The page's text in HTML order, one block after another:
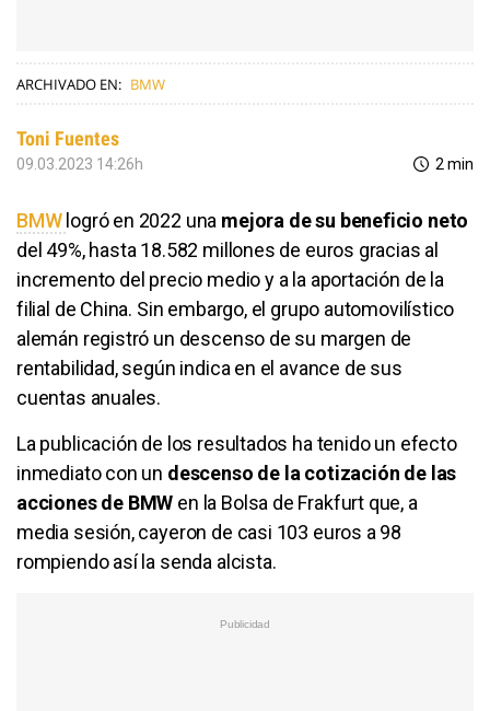
ARCHIVADO EN: BMW
Toni Fuentes
09.03.2023 14:26h 2 min
BMWlogró en 2022 una mejora de su beneficio neto
del 49%, hasta 18.582 millones de euros gracias al
incremento del precio medio y a la aportación de la
filial de China. Sin embargo, el grupo automovilístico
alemán registró un descenso de su margen de
rentabilidad, según indica en el avance de sus
cuentas anuales.
La publicación de los resultados ha tenido un efecto
inmediato con un descenso de la cotización de las
acciones de BMW en la Bolsa de Frakfurt que, a
media sesión, cayeron de casi 103 euros a 98
rompiendo así la senda alcista.